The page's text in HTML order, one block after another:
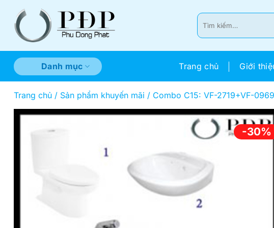
Tìm
kiếm:
Danh mục Trang chủ Giới
Trang chủ / Sản phẩm khuyến mãi / Combo C15: VF-2719+VF-
-30%